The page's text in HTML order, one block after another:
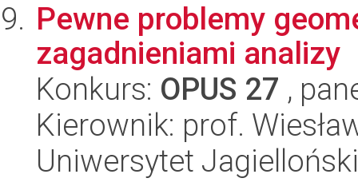
Pewne problemy
zagadnieniami analizy
Konkurs: OPUS 27 ,
Kierownik: prof.
Uniwersytet Jagielloński